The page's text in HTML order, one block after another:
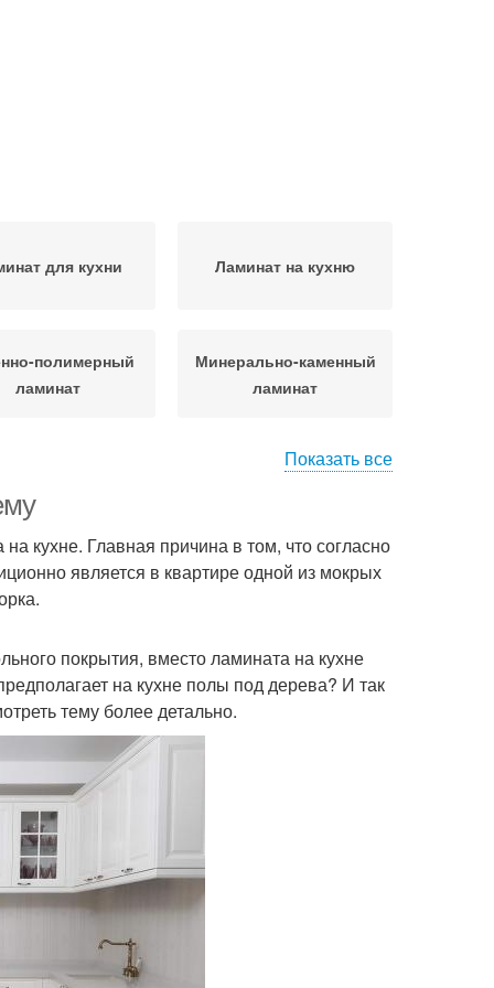
для кухни Ламинат на кухню
полимерный
ламинат
Минерально-каменный
ламинат
Показать все
кухне. Главная причина в том, что согласно
является в квартире одной из мокрых
покрытия, вместо ламината на кухне
на кухне полы под дерева? И так
тему более детально.